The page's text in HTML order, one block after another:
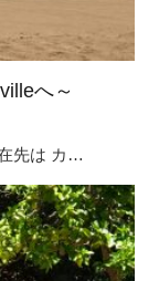
へ～
先は カ…